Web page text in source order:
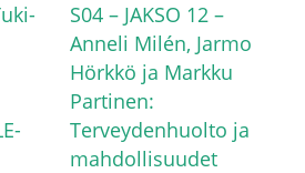
S04 – JAKSO 12 –
Anneli Milén, Jarmo
Hörkkö ja Markku
Partinen:
Terveydenhuolto ja
mahdollisuudet